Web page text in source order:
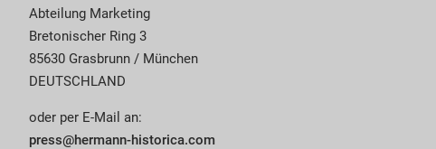
Abteilung Marketing
Bretonischer Ring 3
85630 Grasbrunn / München
DEUTSCHLAND
oder per E-Mail an:
press@hermann-historica.com